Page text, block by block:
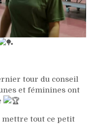
tour du conseil
et féminines ont
mettre tout ce petit